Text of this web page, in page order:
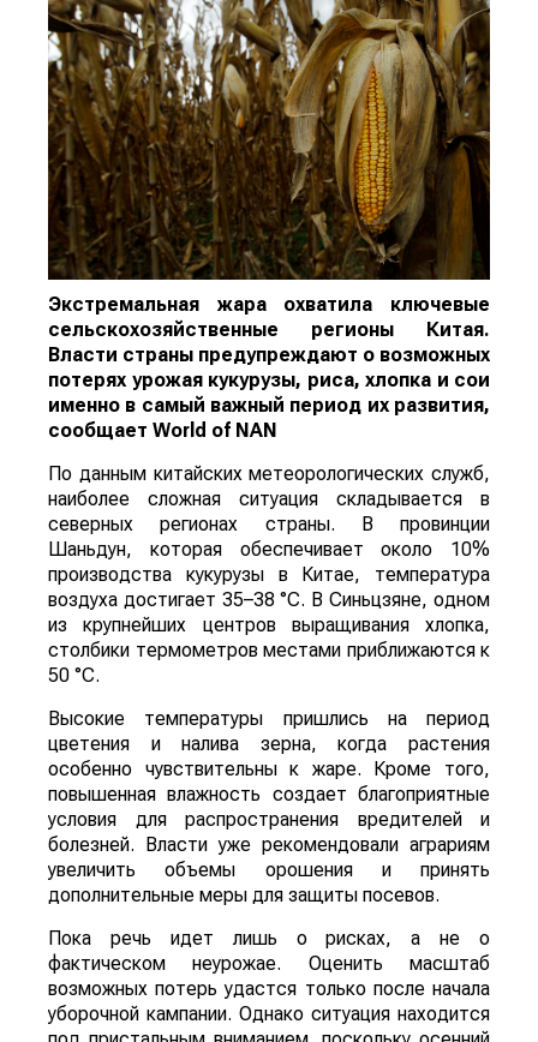
Экстремальная жара охватила ключевые
сельскохозяйственные регионы Китая.
Власти страны предупреждают о возможных
потерях урожая кукурузы, риса, хлопка и сои
именно в самый важный период их развития,
сообщает World of NAN
По данным китайских метеорологических служб,
наиболее сложная ситуация складывается в
северных регионах страны. В провинции
Шаньдун, которая обеспечивает около 10%
производства кукурузы в Китае, температура
воздуха достигает 35–38 °C. В Синьцзяне, одном
из крупнейших центров выращивания хлопка,
столбики термометров местами приближаются к
50 °C.
Высокие температуры пришлись на период
цветения и налива зерна, когда растения
особенно чувствительны к жаре. Кроме того,
повышенная влажность создает благоприятные
условия для распространения вредителей и
болезней. Власти уже рекомендовали аграриям
увеличить объемы орошения и принять
дополнительные меры для защиты посевов.
Пока речь идет лишь о рисках, а не о
фактическом неурожае. Оценить масштаб
возможных потерь удастся только после начала
уборочной кампании. Однако ситуация находится